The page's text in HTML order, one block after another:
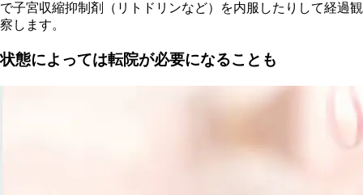
で子宮収縮抑制剤（リトドリンなど）を内服したりして経過観
察します。
状態によっては転院が必要になることも